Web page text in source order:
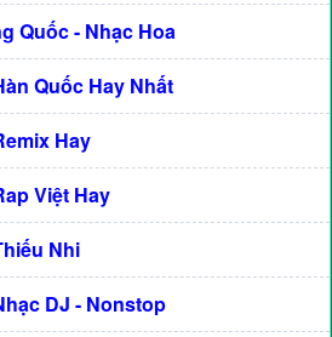
Quốc - Nhạc Hoa
Quốc Hay Nhất
Hay
Việt Hay
Nhi
DJ - Nonstop